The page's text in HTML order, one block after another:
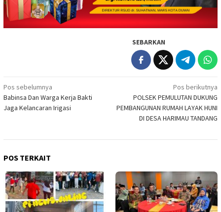
SEBARKAN
Navigasi
pos
Pos sebelumnya
Babinsa Dan Warga Kerja Bakti
Jaga Kelancaran Irigasi
Pos berikutnya
POLSEK PEMULUTAN DUKUNG
PEMBANGUNAN RUMAH LAYAK HUNI
DI DESA HARIMAU TANDANG
POS TERKAIT